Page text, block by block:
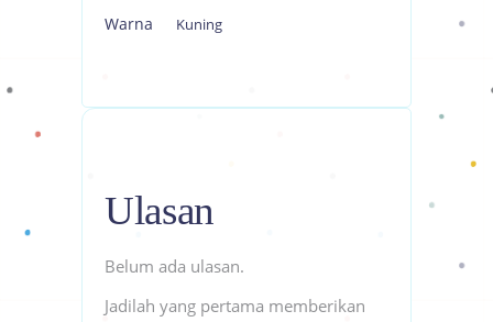
Warna Kuning
Ulasan
Belum ada ulasan.
Jadilah yang pertama memberikan